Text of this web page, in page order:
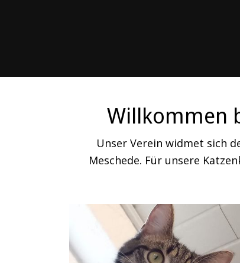
Willkommen
Unser Verein widmet sich
Meschede. Für unsere